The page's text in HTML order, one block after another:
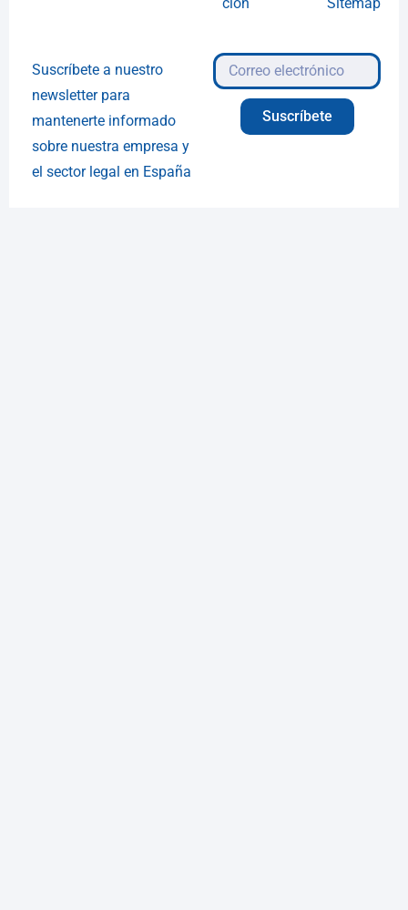
Suscríbete a nuestro
newsletter para
mantenerte informado
sobre nuestra empresa y
el sector legal en España
Suscríbete